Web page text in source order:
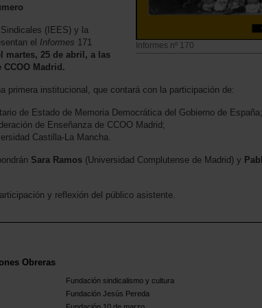
Informes nº 170
(IEES) y la
el Informes 171
martes, 25 de abril, a las
CCOO Madrid.
primera institucional, que contará con la participación de:
de Estado de Memoria Democrática del Gobierno de España;
de Enseñanza de CCOO Madrid;
Castilla-La Mancha.
Sara Ramos (Universidad Complutense de Madrid) y
y reflexión del público asistente.
Obreras
Fundación sindicalismo y cultura
Fundación Jesús Pereda